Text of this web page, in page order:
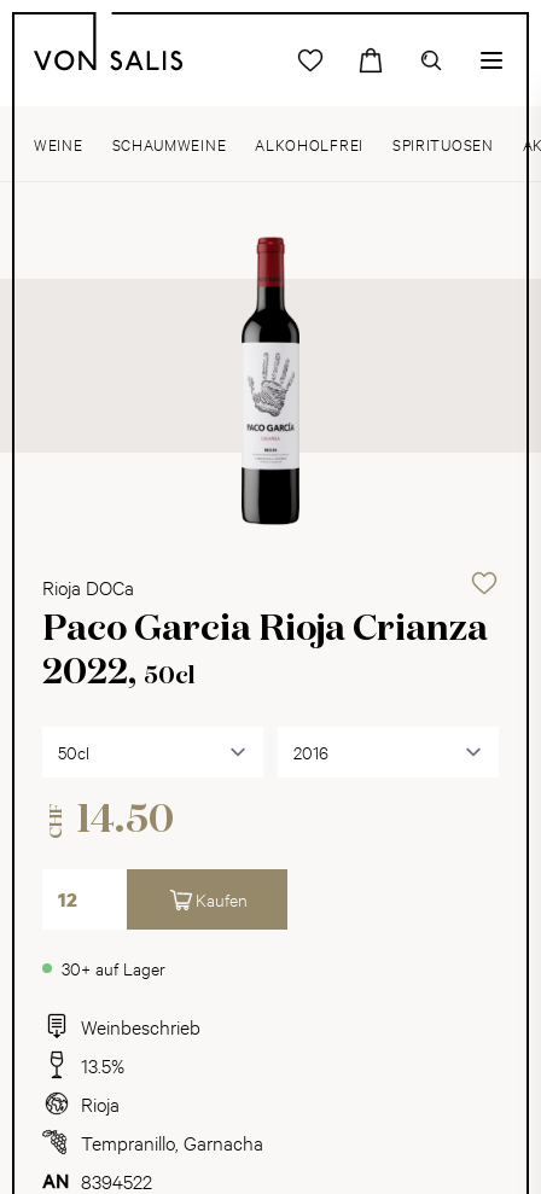
WEINE SCHAUMWEINE ALKOHOLFREI SPIRITUOSEN
Rioja DOCa
Paco Garcia Rioja Crianza
2022, 50cl
Weinbeschrieb
13.5%
Rioja
Tempranillo Garnacha
8394522
30+ auf Lager
CHF 14.50
Kaufen